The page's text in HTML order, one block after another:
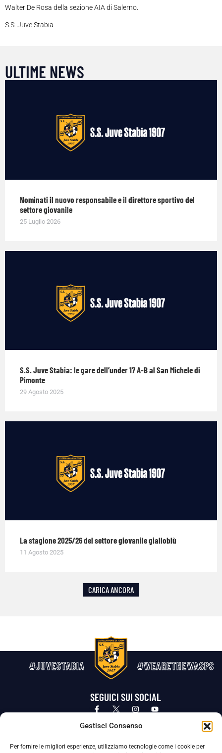
Gestisci Consenso
Per fornire le migliori esperienze, utilizziamo tecnologie come i cookie per
Walter De Rosa della sezione AIA di Salerno.
S.S. Juve Stabia
ULTIME NEWS
Nominati il nuovo responsabile e il direttore sportivo del
settore giovanile
25 Luglio 2026
S.S. Juve Stabia: le gare dell’under 17 A-B al San Michele di
Pimonte
29 Agosto 2025
La stagione 2025/26 del settore giovanile gialloblù
11 Agosto 2025
CARICA ANCORA
#JUVESTABIA #WEARETHEWASPS
SEGUICI SUI SOCIAL
Privacy Policy Cookie Policy
La Società ha nominato il Responsabile della Protezione dei Dati Personali (DPO), figura specializzata che vigila sulle modalità